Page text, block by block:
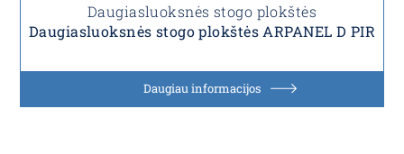
Daugiasluoksnės stogo plokštės
Daugiasluoksnės stogo plokštės ARPANEL D PIR
Daugiau informacijos